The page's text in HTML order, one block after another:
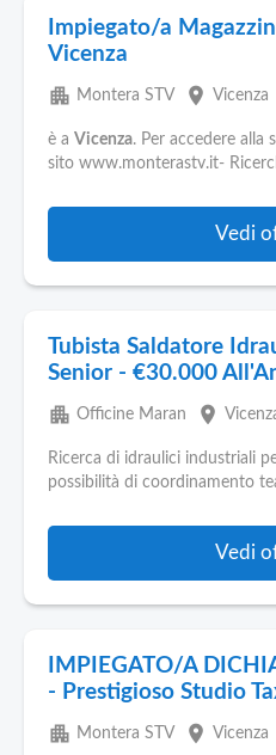
Impiegato/a
Vicenza
apartment Montera STV place Vicenza
è a Vicenza. Per accedere alla
sito www.monterastv.it-
Vedi
Tubista Saldatore
Senior - €30.000
apartment Officine Maran place
Ricerca di idraulici industriali
possibilità di coordinamento
Vedi
IMPIEGATO/A
- Prestigioso Studio
apartment Montera STV place Vicenza